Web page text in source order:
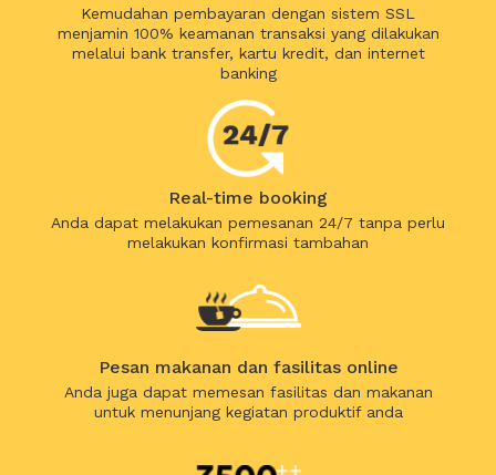
Kemudahan pembayaran dengan sistem SSL
menjamin 100% keamanan transaksi yang dilakukan
melalui bank transfer, kartu kredit, dan internet
banking
Real-time booking
Anda dapat melakukan pemesanan 24/7 tanpa perlu
melakukan konfirmasi tambahan
Pesan makanan dan fasilitas online
Anda juga dapat memesan fasilitas dan makanan
untuk menunjang kegiatan produktif anda